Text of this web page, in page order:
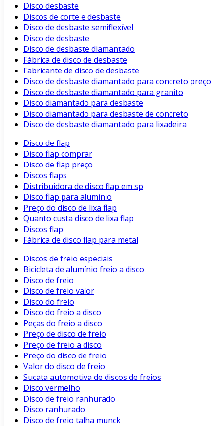
Disco desbaste
Discos de corte e desbaste
Disco de desbaste semiflexível
Disco de desbaste
Disco de desbaste diamantado
Fábrica de disco de desbaste
Fabricante de disco de desbaste
Disco de desbaste diamantado para concreto preço
Disco de desbaste diamantado para granito
Disco diamantado para desbaste
Disco diamantado para desbaste de concreto
Disco de desbaste diamantado para lixadeira
Disco de flap
Disco flap comprar
Disco de flap preço
Discos flaps
Distribuidora de disco flap em sp
Disco flap para aluminio
Preço do disco de lixa flap
Quanto custa disco de lixa flap
Discos flap
Fábrica de disco flap para metal
Discos de freio especiais
Bicicleta de alumínio freio a disco
Disco de freio
Disco de freio valor
Disco do freio
Disco do freio a disco
Peças do freio a disco
Preço de disco de freio
Preço de freio a disco
Preço do disco de freio
Valor do disco de freio
Sucata automotiva de discos de freios
Disco vermelho
Disco de freio ranhurado
Disco ranhurado
Disco de freio talha munck